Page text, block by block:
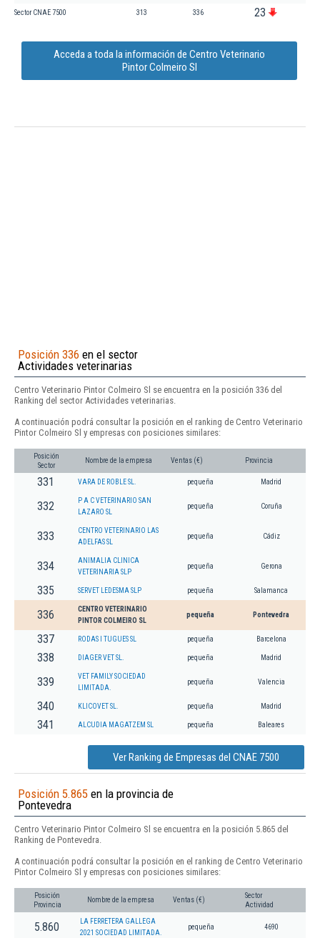
Sector CNAE 7500 313 336 23
Acceda a toda la información de Centro Veterinario
Pintor Colmeiro Sl
Posición 336 en el sector
Actividades veterinarias
Centro Veterinario Pintor Colmeiro Sl se encuentra en la posición 336 del
Ranking del sector Actividades veterinarias.
A continuación podrá consultar la posición en el ranking de Centro Veterinario
Pintor Colmeiro Sl y empresas con posiciones similares:
Posición
Sector
Nombre de la empresa Ventas (€) Provincia
331 VARA DE ROBLE SL. pequeña Madrid
332
P A C VETERINARIO SAN
LAZARO SL
pequeña Coruña
333
CENTRO VETERINARIO LAS
ADELFAS SL
pequeña Cádiz
334
ANIMALIA CLINICA
VETERINARIA SLP
pequeña Gerona
335 SERVET LEDESMA SLP pequeña Salamanca
336
CENTRO VETERINARIO
PINTOR COLMEIRO SL
pequeña Pontevedra
337 RODAS I TUGUES SL pequeña Barcelona
338 DIAGER VET SL. pequeña Madrid
339
VET FAMILY SOCIEDAD
LIMITADA.
pequeña Valencia
340 KLICOVET SL. pequeña Madrid
341 ALCUDIA MAGATZEM SL pequeña Baleares
Ver Ranking de Empresas del CNAE 7500
Posición 5.865 en la provincia de
Pontevedra
Centro Veterinario Pintor Colmeiro Sl se encuentra en la posición 5.865 del
Ranking de Pontevedra.
A continuación podrá consultar la posición en el ranking de Centro Veterinario
Pintor Colmeiro Sl y empresas con posiciones similares:
Posición
Provincia
Nombre de la empresa Ventas (€)
Sector
Actividad
5.860
LA FERRETERA GALLEGA
2021 SOCIEDAD LIMITADA.
pequeña 4690